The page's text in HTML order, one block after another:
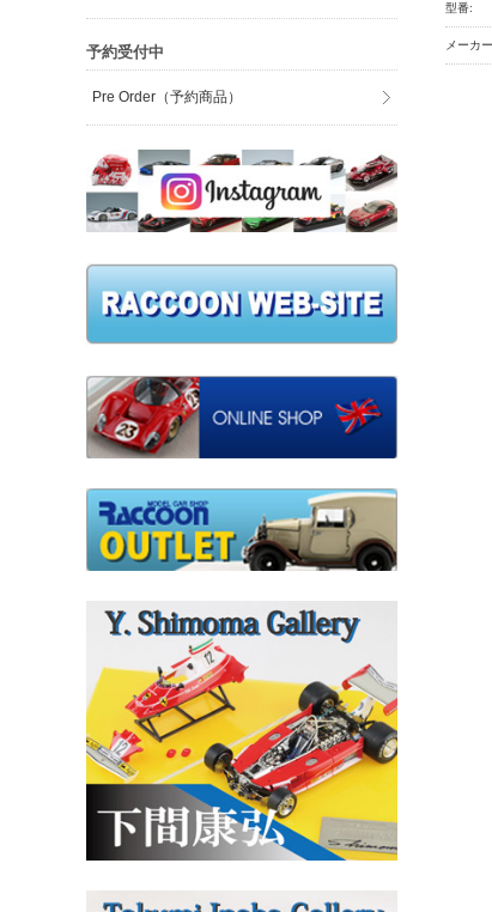
型番:
メーカ
予約受付中
Pre Order（予約商品）